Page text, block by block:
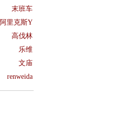
末班车
阿里克斯Y
高伐林
乐维
文庙
renweida